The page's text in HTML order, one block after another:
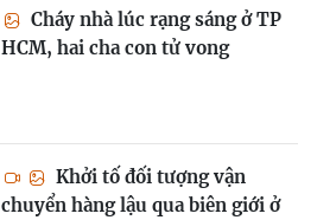
Cháy nhà lúc rạng sáng ở TP
HCM, hai cha con tử vong
Khởi tố đối tượng vận
chuyển hàng lậu qua biên giới ở